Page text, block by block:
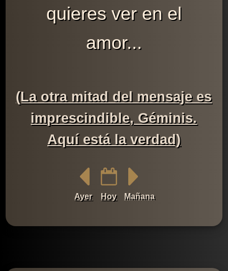
quieres ver en el
amor...
(La otra mitad del mensaje es
imprescindible, Géminis.
Aquí está la verdad)
Ayer Hoy Mañana